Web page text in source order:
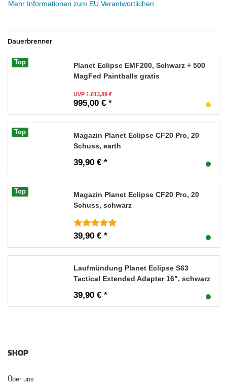
Mehr Informationen zum EU Verantwortlichen
Dauerbrenner
Top
Planet Eclipse EMF200, Schwarz + 500
MagFed Paintballs gratis
UVP 1.013,89 €
995,00 € *
Top
Magazin Planet Eclipse CF20 Pro, 20
Schuss, earth
39,90 € *
Top
Magazin Planet Eclipse CF20 Pro, 20
Schuss, schwarz
39,90 € *
Laufmündung Planet Eclipse S63
Tactical Extended Adapter 16", schwarz
39,90 € *
SHOP
Über uns